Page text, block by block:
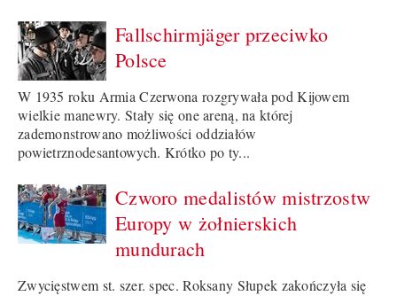
Fallschirmjäger przeciwko
Polsce
W 1935 roku Armia Czerwona rozgrywała pod Kijowem
wielkie manewry. Stały się one areną, na której
zademonstrowano możliwości oddziałów
powietrznodesantowych. Krótko po ty...
Czworo medalistów mistrzostw
Europy w żołnierskich
mundurach
Zwycięstwem st. szer. spec. Roksany Słupek zakończyła się